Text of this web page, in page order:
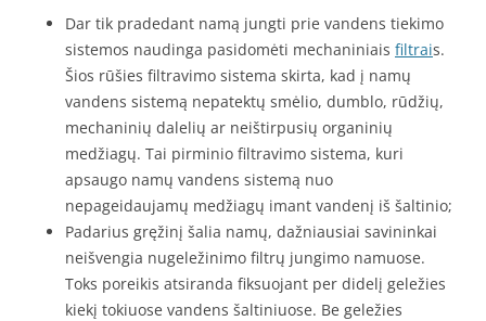
Dar tik pradedant namą jungti prie vandens tiekimo
sistemos naudinga pasidomėti mechaniniais filtrais.
Šios rūšies filtravimo sistema skirta, kad į namų
vandens sistemą nepatektų smėlio, dumblo, rūdžių,
mechaninių dalelių ar neištirpusių organinių
medžiagų. Tai pirminio filtravimo sistema, kuri
apsaugo namų vandens sistemą nuo
nepageidaujamų medžiagų imant vandenį iš šaltinio;
Padarius gręžinį šalia namų, dažniausiai savininkai
neišvengia nugeležinimo filtrų jungimo namuose.
Toks poreikis atsiranda fiksuojant per didelį geležies
kiekį tokiuose vandens šaltiniuose. Be geležies